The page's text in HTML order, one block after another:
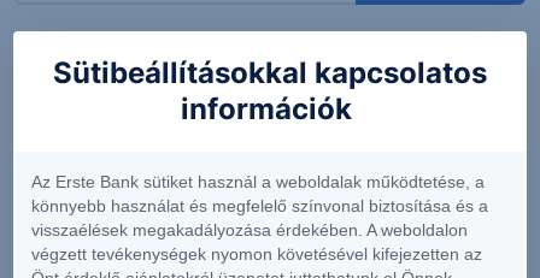
Megnevezés ISIN Mögöttes termék Kupon
Express
OneStar
Smart
Infrastructure
EUR 26-29
AT0000A3VVT6
Siemens AG
Sütibeállításokkal kapcsolatos
információk
Az Erste Bank sütiket használ a weboldalak működtetése, a
könnyebb használat és megfelelő színvonal biztosítása és a
visszaélések megakadályozása érdekében. A weboldalon
végzett tevékenységek nyomon követésével kifejezetten az